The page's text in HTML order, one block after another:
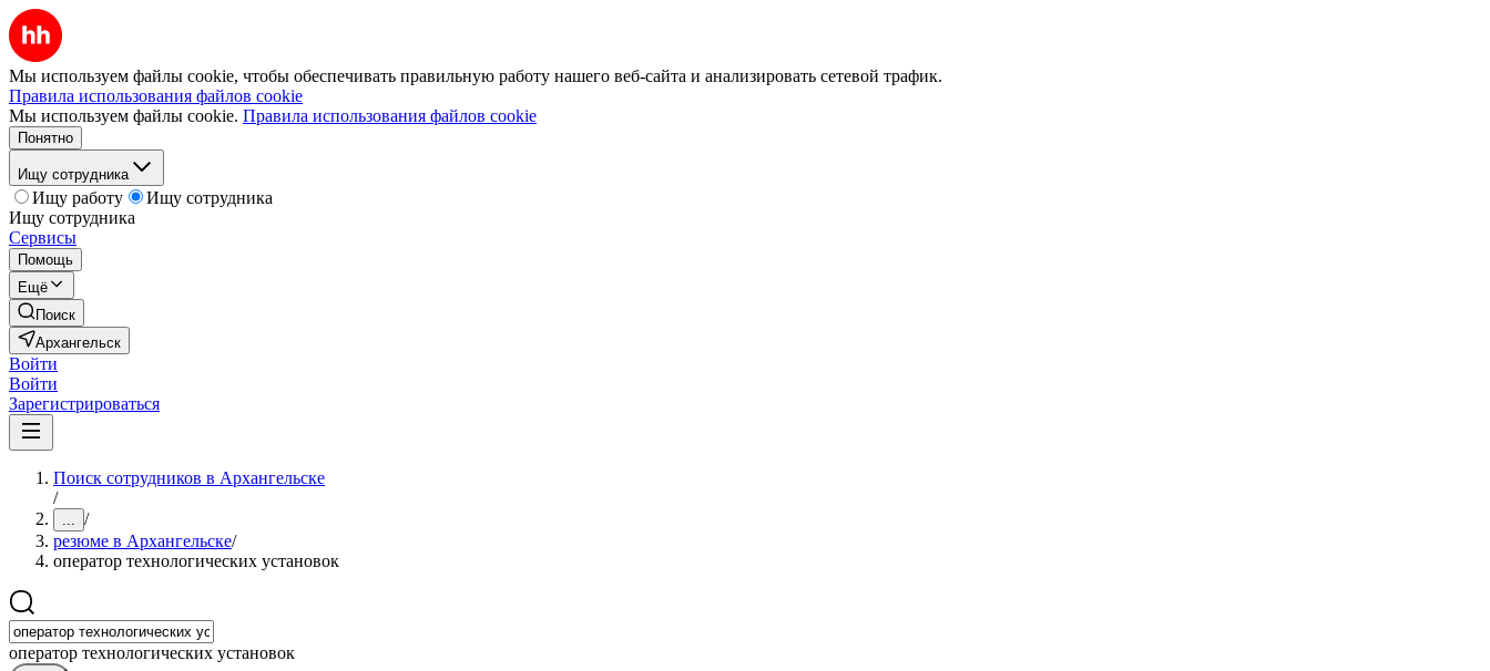
Мы используем файлы cookie, чтобы обеспечивать правильную работу нашего веб-сайта и анализировать сетевой трафик.
Правила использования файлов cookie
Мы используем файлы cookie. Правила использования файлов cookie
Понятно
Ищу сотрудника
Ищу работу
Ищу сотрудника
Ищу сотрудника
Сервисы
Помощь
Ещё
Поиск
Архангельск
Войти
Войти
Зарегистрироваться
Поиск сотрудников в Архангельске
/
... /
резюме в Архангельске/
оператор технологических установок
оператор технологических установок